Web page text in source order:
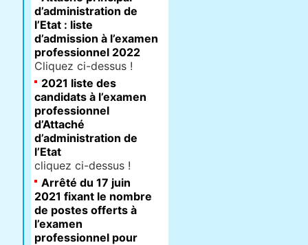
d’administration de
l’Etat : liste
d’admission à l’examen
professionnel 2022
Cliquez ci-dessus !
2021 liste des
candidats à l’examen
professionnel
d’Attaché
d’administration de
l’Etat
cliquez ci-dessus !
Arrêté du 17 juin
2021 fixant le nombre
de postes offerts à
l’examen
professionnel pour